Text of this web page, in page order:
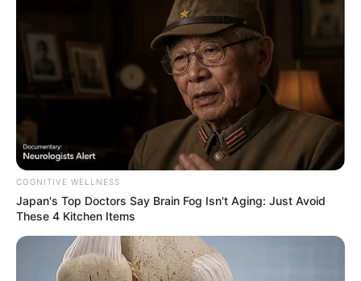
COGNITIVE WELLNESS
Japan's Top Doctors Say Bra​in Fo​g Isn't Aging: Just Avoid
These 4 Kitchen Items